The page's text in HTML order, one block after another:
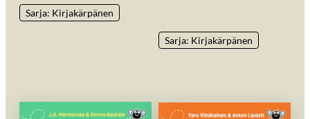
Sarja: Kirjakärpänen
Sarja: Kirjakärpänen